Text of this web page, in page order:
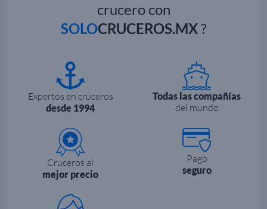
crucero con
SOLOCRUCEROS.MX?
Expertos en cruceros
desde 1994
Todas las compañías
del mundo
Cruceros al
mejor precio
Pago
seguro